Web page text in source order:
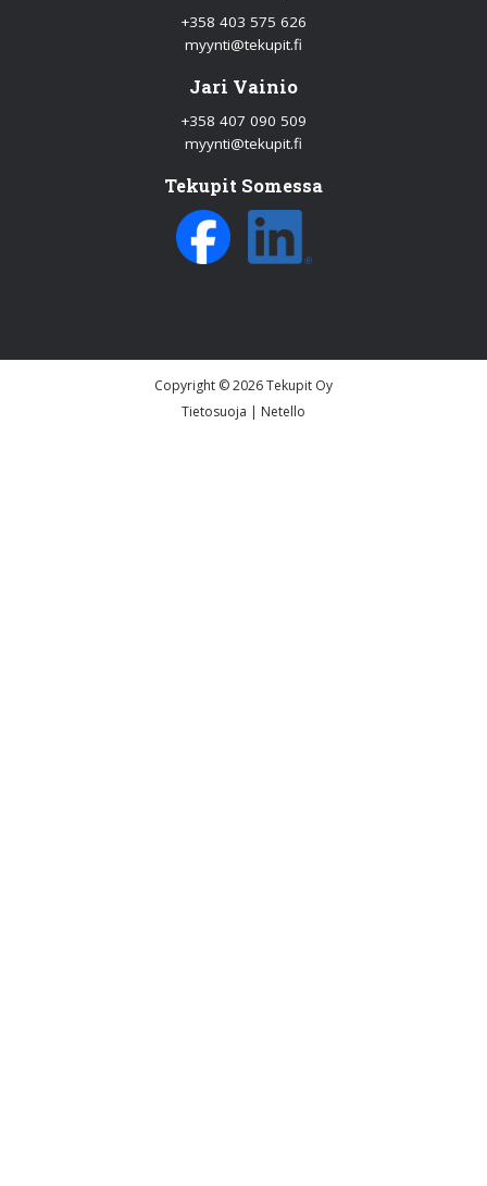
+358 403 575 626
myynti@tekupit.fi
Jari Vainio
+358 407 090 509
myynti@tekupit.fi
Tekupit Somessa
Copyright © 2026 Tekupit Oy
Tietosuoja | Netello